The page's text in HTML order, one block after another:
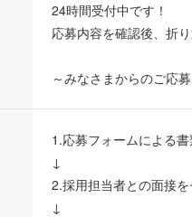
24時間受付中です！
応募内容を確認後、折
～みなさまからのご応
1.応募フォームによる
↓
2.採用担当者との面接を
↓